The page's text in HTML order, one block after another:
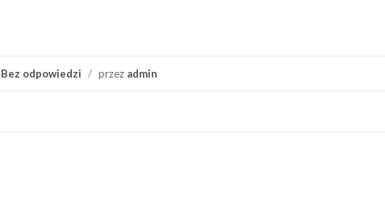
Bez odpowiedzi / przez admin